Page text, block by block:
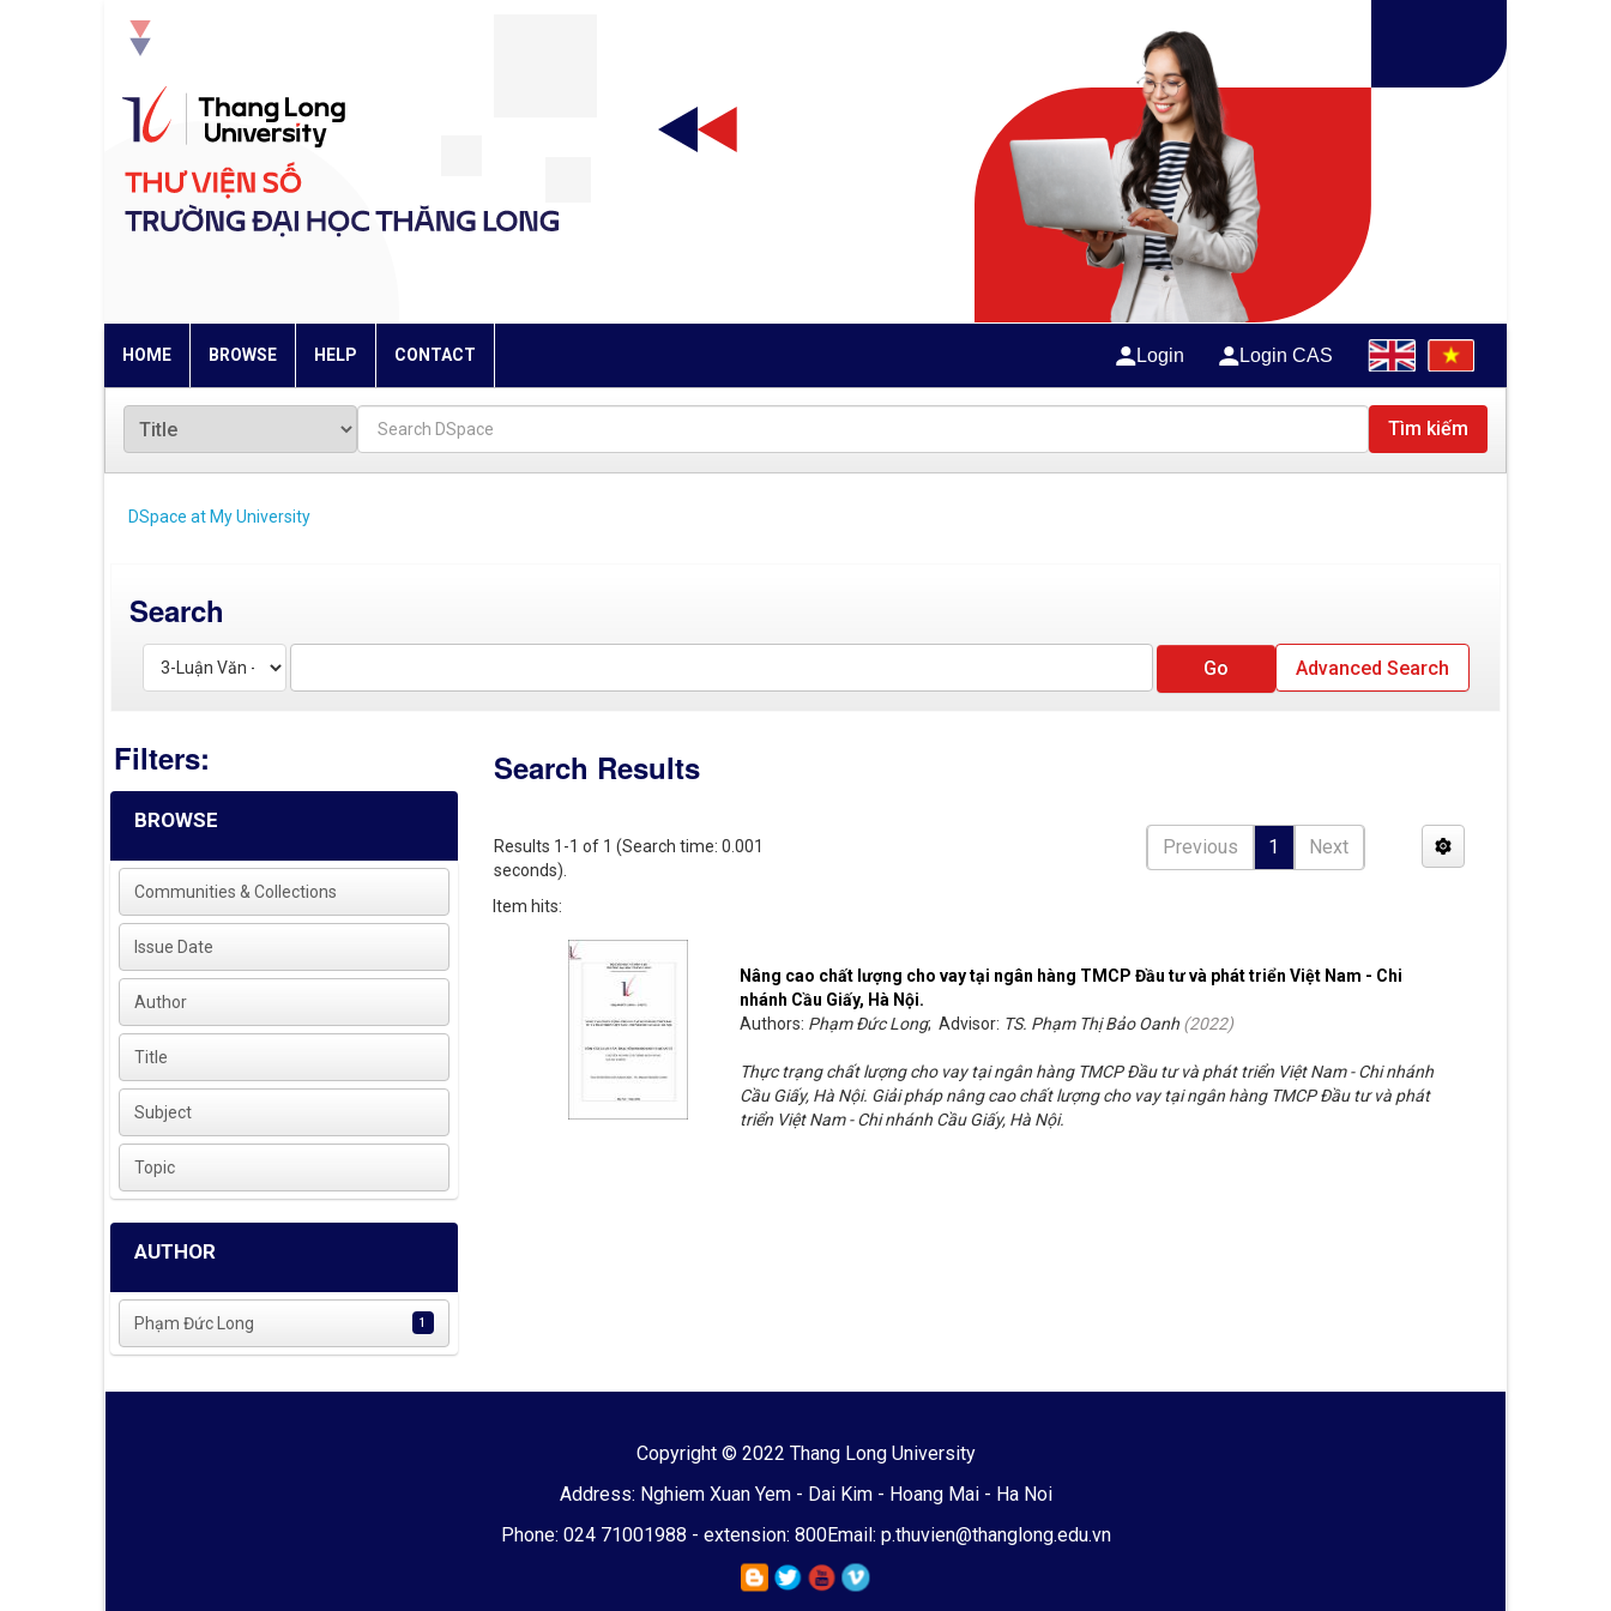
HOME BROWSE HELP CONTACT Login Login CAS
Tìm kiếm
DSpace at My University
Search
Advanced Search
Filters:
BROWSE
Communities & Collections
Issue Date
Author
Title
Subject
Topic
AUTHOR
Phạm Đức Long 1
Search Results
Results 1-1 of 1 (Search time: 0.001
seconds).
Previous 1 Next
Item hits:
Nâng cao chất lượng cho vay tại ngân hàng TMCP Đầu tư và phát triển Việt Nam - Chi
nhánh Cầu Giấy, Hà Nội.
Authors: Phạm Đức Long; Advisor: TS. Phạm Thị Bảo Oanh (2022)
Thực trạng chất lượng cho vay tại ngân hàng TMCP Đầu tư và phát triển Việt Nam - Chi nhánh
Cầu Giấy, Hà Nội. Giải pháp nâng cao chất lượng cho vay tại ngân hàng TMCP Đầu tư và phát
triển Việt Nam - Chi nhánh Cầu Giấy, Hà Nội.
Copyright © 2022 Thang Long University
Address: Nghiem Xuan Yem - Dai Kim - Hoang Mai - Ha Noi
Phone: 024 71001988 - extension: 800Email: p.thuvien@thanglong.edu.vn